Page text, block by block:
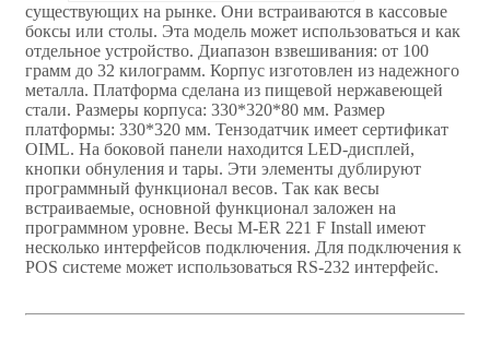
существующих на рынке. Они встраиваются в кассовые
боксы или столы. Эта модель может использоваться и как
отдельное устройство. Диапазон взвешивания: от 100
грамм до 32 килограмм. Корпус изготовлен из надежного
металла. Платформа сделана из пищевой нержавеющей
стали. Размеры корпуса: 330*320*80 мм. Размер
платформы: 330*320 мм. Тензодатчик имеет сертификат
OIML. На боковой панели находится LED-дисплей,
кнопки обнуления и тары. Эти элементы дублируют
программный функционал весов. Так как весы
встраиваемые, основной функционал заложен на
программном уровне. Весы M-ER 221 F Install имеют
несколько интерфейсов подключения. Для подключения к
POS системе может использоваться RS-232 интерфейс.